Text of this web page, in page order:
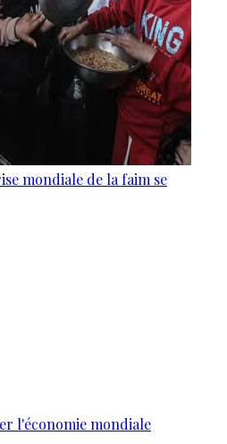
mondiale de la faim se
l'économie mondiale